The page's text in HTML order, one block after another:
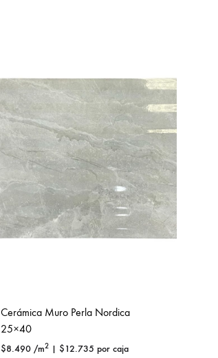
Cerámica Muro Perla Nordica
25×40
$8.490 /m2 | $12.735 por caja